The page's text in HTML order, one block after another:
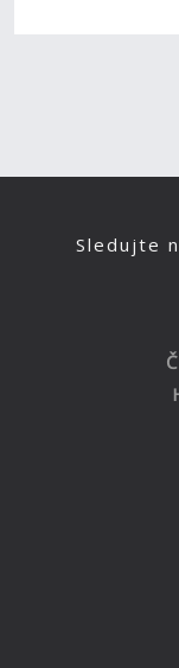
Sledujte